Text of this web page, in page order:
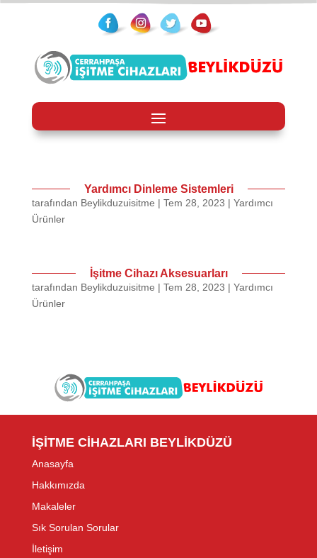
Yardımcı Dinleme Sistemleri
tarafından Beylikduzuisitme | Tem 28, 2023 | Yardımcı
Ürünler
İşitme Cihazı Aksesuarları
tarafından Beylikduzuisitme | Tem 28, 2023 | Yardımcı
Ürünler
İŞİTME CİHAZLARI BEYLİKDÜZÜ
Anasayfa
Hakkımızda
Makaleler
Sık Sorulan Sorular
İletişim